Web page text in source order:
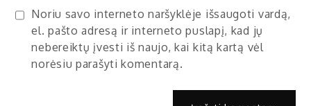
Noriu savo interneto naršyklėje išsaugoti vardą,
el. pašto adresą ir interneto puslapį, kad jų
nebereiktų įvesti iš naujo, kai kitą kartą vėl
norėsiu parašyti komentarą.